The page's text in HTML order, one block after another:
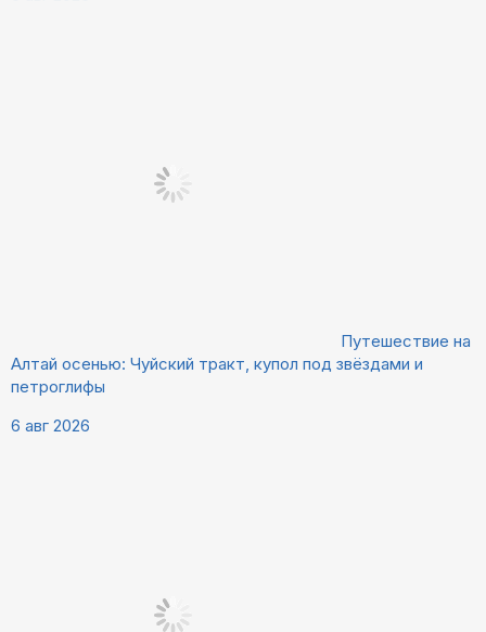
Путешествие на
Алтай осенью: Чуйский тракт, купол под звёздами и
петроглифы
6 авг 2026